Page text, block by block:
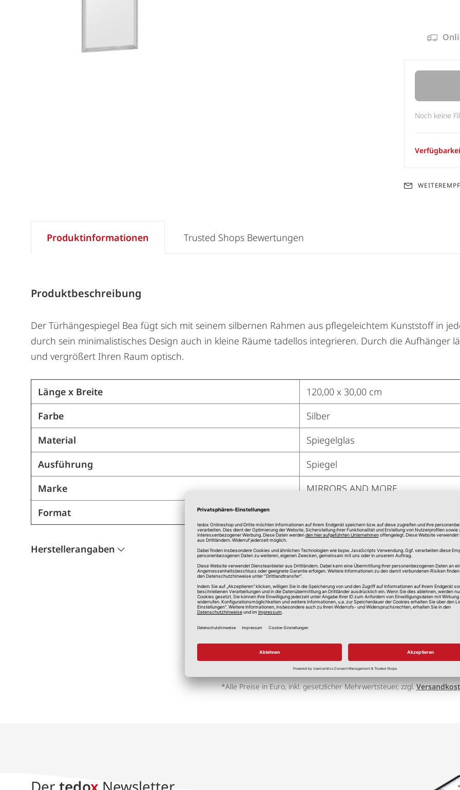
Noch keine
Produktinformationen
Produktbeschreibung
Der Türhängespiegel Bea fügt sich mit seinem silbernen Rahmen aus pflegeleichtem Kunststoff in
durch sein minimalistisches Design auch in kleine Räume tadellos integrieren. Durch die Aufhänger
und vergrößert Ihren Raum optisch.
Länge x Breite
120,00 x 30,00 cm
Farbe
Silber
Material
Spiegelglas
Ausführung
Spiegel
Marke
MIRRORS AND MORE
Format
Herstellerangaben
Trusted Shops Bewertungen
*Alle Preise in Euro, inkl. gesetzlicher Mehrwertsteuer, zzgl.